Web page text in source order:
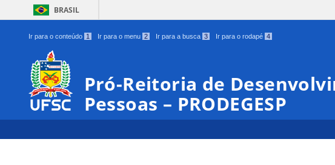
BRASIL
Ir para o conteúdo 1 Ir para o menu 2 Ir para a busca 3 Ir para o rodapé 4
Pró-Reitoria de
Pessoas – PRODEGESP